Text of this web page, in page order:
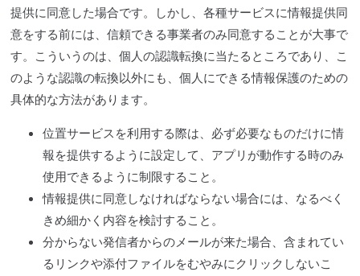
提供に同意した場合です。しかし、各種サービスに情報提供同
意をする前には、信頼できる事業者のみ同意することが大事で
す。こういうのは、個人の認識転換に当たるところであり、こ
のような認識の転換以外にも、個人にできる情報保護のための
具体的な方法があります。
位置サービスを利用する際は、必ず必要なものだけに情
報を提供するように設定して、アプリが動作する時のみ
使用できるように制限すること。
情報提供に同意しなければならない場合には、なるべく
きめ細かく内容を検討すること。
分からない発信者からのメールが来た場合、含まれてい
るリンクや添付ファイルをむやみにクリックしないこ